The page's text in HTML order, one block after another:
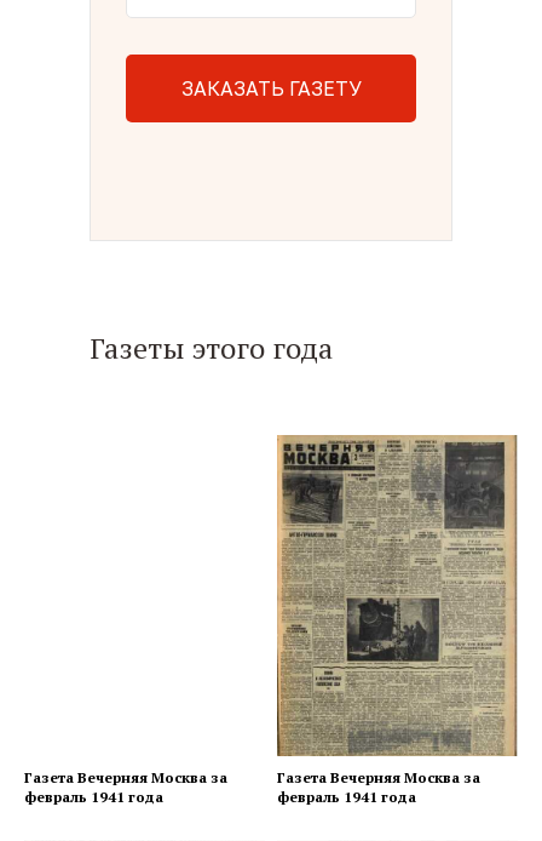
ЗАКАЗАТЬ ГАЗЕТУ
Газеты этого года
Газета Вечерняя Москва за
февраль 1941 года
Газета Вечерняя Москва за
февраль 1941 года